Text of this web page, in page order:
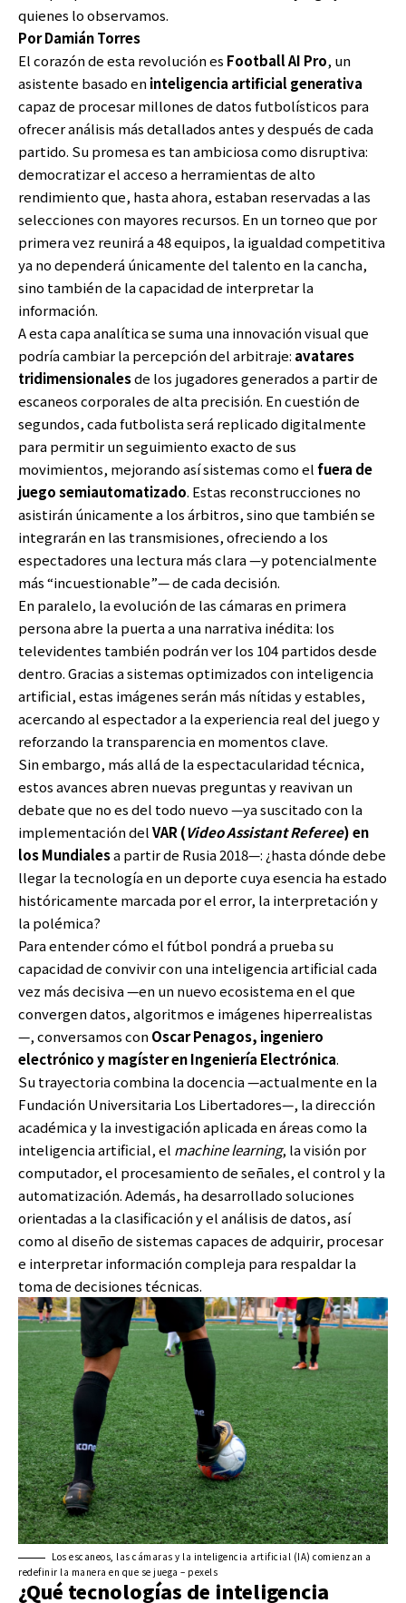
quienes lo observamos.
Por Damián Torres
El corazón de esta revolución es Football AI Pro, un
asistente basado eninteligencia artificial generativa
capaz de procesar millones de datos futbolísticos para
ofrecer análisis más detallados antes y después de cada
partido. Su promesa es tan ambiciosa como disruptiva:
democratizar el acceso a herramientas de alto
rendimiento que, hasta ahora, estaban reservadas a las
selecciones con mayores recursos. En un torneo que por
primera vez reunirá a 48 equipos, la igualdad competitiva
ya no dependerá únicamente del talento en la cancha,
sino también de la capacidad de interpretar la
información.
A esta capa analítica se suma una innovación visual que
podría cambiar la percepción del arbitraje: avatares
tridimensionalesde los jugadores generados a partir de
escaneos corporales de alta precisión. En cuestión de
segundos, cada futbolista será replicado digitalmente
para permitir un seguimiento exacto de sus
movimientos, mejorando así sistemas como elfuera de
juego semiautomatizado. Estas reconstrucciones no
asistirán únicamente a los árbitros, sino que también se
integrarán en las transmisiones, ofreciendo a los
espectadores una lectura más clara —y potencialmente
más “incuestionable”— de cada decisión.
En paralelo, la evolución de las cámaras en primera
persona abre la puerta a una narrativa inédita: los
televidentes también podrán ver los 104 partidos desde
dentro. Gracias a sistemas optimizados con inteligencia
artificial, estas imágenes serán más nítidas y estables,
acercando al espectador a la experiencia real del juego y
reforzando la transparencia en momentos clave.
Sin embargo, más allá de la espectacularidad técnica,
estos avances abren nuevas preguntas y reavivan un
debate que no es del todo nuevo —ya suscitado con la
implementación delVAR (Video Assistant Referee) en
losMundialesa partir de Rusia 2018—: ¿hasta dónde debe
llegar la tecnología en un deporte cuya esencia ha estado
históricamente marcada por el error, la interpretación y
la polémica?
Para entender cómo el fútbol pondrá a prueba su
capacidad de convivir con una inteligencia artificial cada
vez más decisiva —en un nuevo ecosistema en el que
convergen datos, algoritmos e imágenes hiperrealistas
—, conversamos conOscar Penagos, ingeniero
electrónico y magíster en Ingeniería Electrónica.
Su trayectoria combina la docencia —actualmente en la
Fundación Universitaria Los Libertadores—, la dirección
académica y la investigación aplicada en áreas como la
inteligencia artificial, el machine learning, la visión por
computador, el procesamiento de señales, el control y la
automatización. Además, ha desarrollado soluciones
orientadas a la clasificación y el análisis de datos, así
como al diseño de sistemas capaces de adquirir, procesar
e interpretar información compleja para respaldar la
toma de decisiones técnicas.
Los escaneos, las cámaras y la inteligencia artificial (IA) comienzan a
redefinir la manera en que se juega – pexels
¿Qué tecnologías de inteligencia